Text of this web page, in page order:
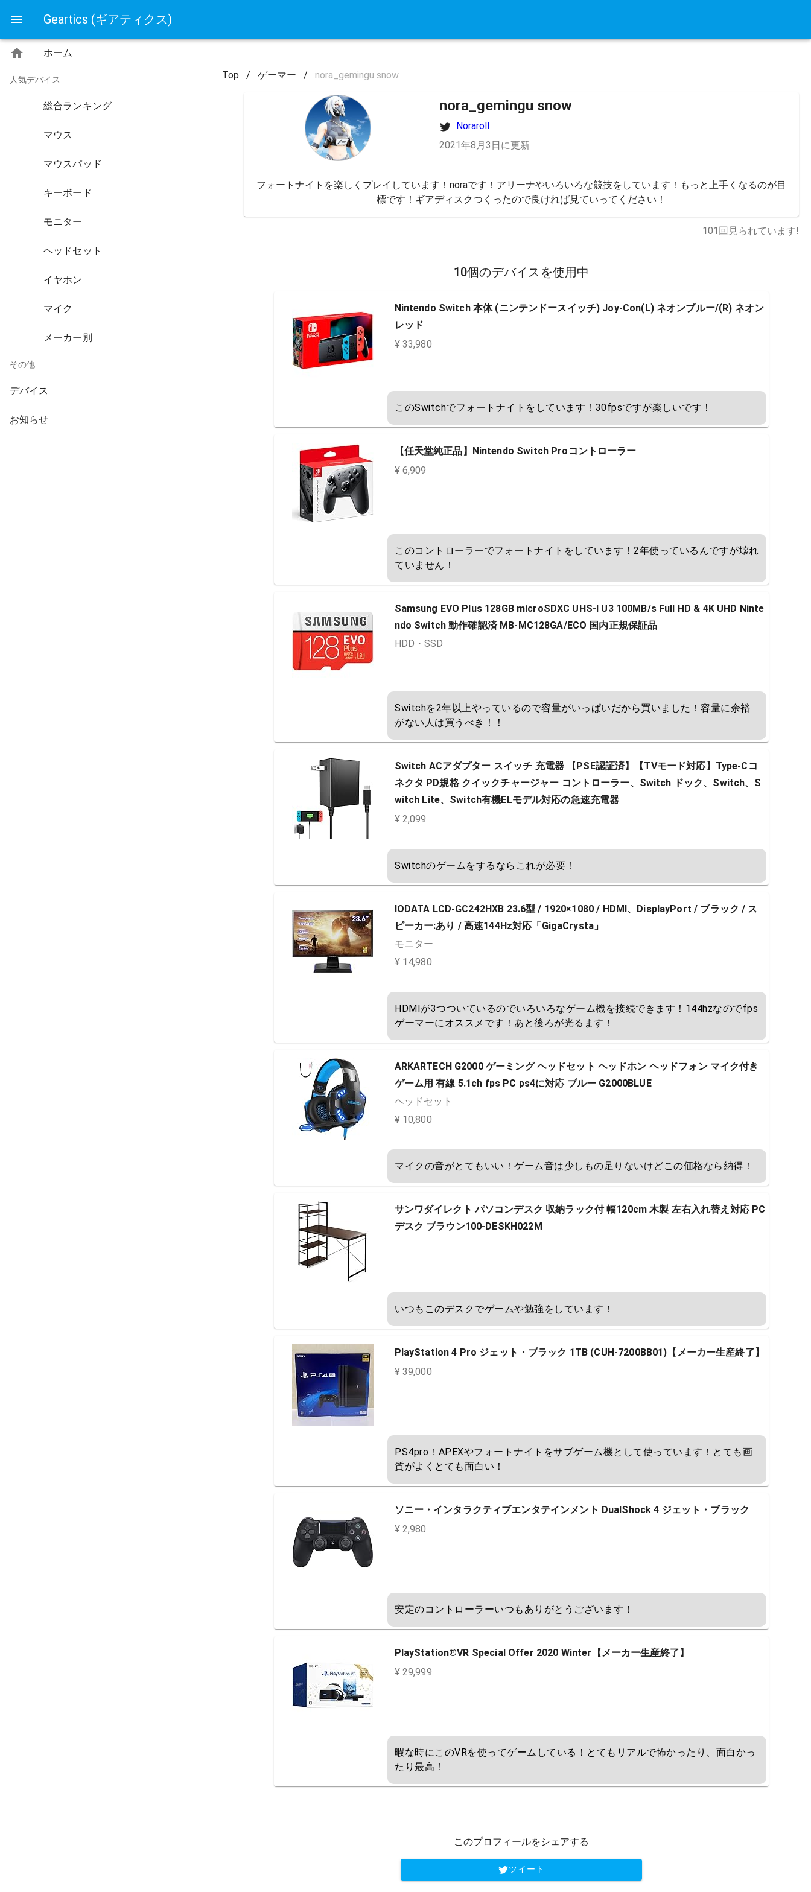
Geartics (ギアティクス)
ホーム
人気デバイス
総合ランキング
マウス
マウスパッド
キーボード
モニター
ヘッドセット
イヤホン
マイク
メーカー別
その他
デバイス
お知らせ
Top / ゲーマー / nora_gemingu snow
nora_gemingu snow
Noraroll
2021年8月3日に更新
フォートナイトを楽しくプレイしています！noraです！アリーナやいろいろな競技をしています！もっと上手くなるのが目
標です！ギアディスクつくったので良ければ見ていってください！
101 回見られています!
10個のデバイスを使用中
Nintendo Switch 本体 (ニンテンドースイッチ) Joy-Con(L) ネオンブルー/(R) ネオン
レッド
¥ 33,980
このSwitchでフォートナイトをしています！30fpsですが楽しいです！
【任天堂純正品】Nintendo Switch Proコントローラー
¥ 6,909
このコントローラーでフォートナイトをしています！2年使っているんですが壊れ
ていません！
Samsung EVO Plus 128GB microSDXC UHS-I U3 100MB/s Full HD & 4K UHD Ninte
ndo Switch 動作確認済 MB-MC128GA/ECO 国内正規保証品
HDD・SSD
Switchを2年以上やっているので容量がいっぱいだから買いました！容量に余裕
がない人は買うべき！！
Switch ACアダプター スイッチ 充電器 【PSE認証済】【TVモード対応】Type-Cコ
ネクタ PD規格 クイックチャージャー コントローラー、Switch ドック、Switch、S
witch Lite、Switch有機ELモデル対応の急速充電器
¥ 2,099
Switchのゲームをするならこれが必要！
IODATA LCD-GC242HXB 23.6型 / 1920×1080 / HDMI、DisplayPort / ブラック / ス
ピーカー:あり / 高速144Hz対応「GigaCrysta」
モニター
¥ 14,980
HDMIが3つついているのでいろいろなゲーム機を接続できます！144hzなのでfps
ゲーマーにオススメです！あと後ろが光るます！
ARKARTECH G2000 ゲーミング ヘッドセット ヘッドホン ヘッドフォン マイク付き
ゲーム用 有線 5.1ch fps PC ps4に対応 ブルー G2000BLUE
ヘッドセット
¥ 10,800
マイクの音がとてもいい！ゲーム音は少しもの足りないけどこの価格なら納得！
サンワダイレクト パソコンデスク 収納ラック付 幅120cm 木製 左右入れ替え対応 PC
デスク ブラウン100-DESKH022M
いつもこのデスクでゲームや勉強をしています！
PlayStation 4 Pro ジェット・ブラック 1TB (CUH-7200BB01)【メーカー生産終了】
¥ 39,000
PS4pro！APEXやフォートナイトをサブゲーム機として使っています！とても画
質がよくとても面白い！
ソニー・インタラクティブエンタテインメント DualShock 4 ジェット・ブラック
¥ 2,980
安定のコントローラーいつもありがとうございます！
PlayStation®VR Special Offer 2020 Winter【メーカー生産終了】
¥ 29,999
暇な時にこのVRを使ってゲームしている！とてもリアルで怖かったり、面白かっ
たり最高！
このプロフィールをシェアする
ツイート